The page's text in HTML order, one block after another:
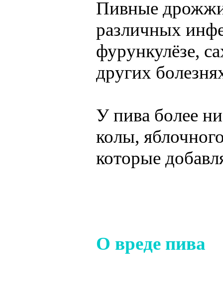
Пивные дрожжи
различных
фурункулёзе,
других
У пива более
колы,
которые
О вреде пива